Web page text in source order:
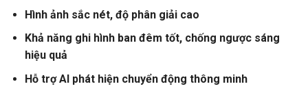
Hình ảnh sắc nét, độ phân giải cao
Khả năng ghi hình ban đêm tốt, chống ngược sáng
hiệu quả
Hỗ trợ AI phát hiện chuyển động thông minh